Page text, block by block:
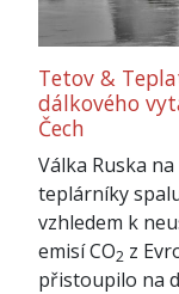
Tetov &
dálkového
Čech
Válka Ruska
teplárníky
vzhledem k
emisí CO2 z
přistoupilo na